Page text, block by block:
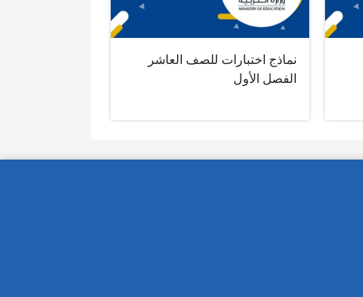
نماذج اختبارات للصف العاشر
الفصل الأول